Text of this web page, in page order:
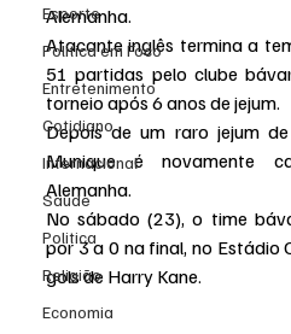
Esporte
Politica em Foco
Entretenimento
Cotidiano
Internacional
Saúde
Politica
Religião
Economia
Alemanha.
Atacante inglês termina a
51 partidas pelo clube
torneio após 6 anos de jejum.
Depois de um raro jejum
Munique é novamente
Alemanha.
No sábado (23), o time
por 3 a 0 na final, no Estádio
gols de Harry Kane.